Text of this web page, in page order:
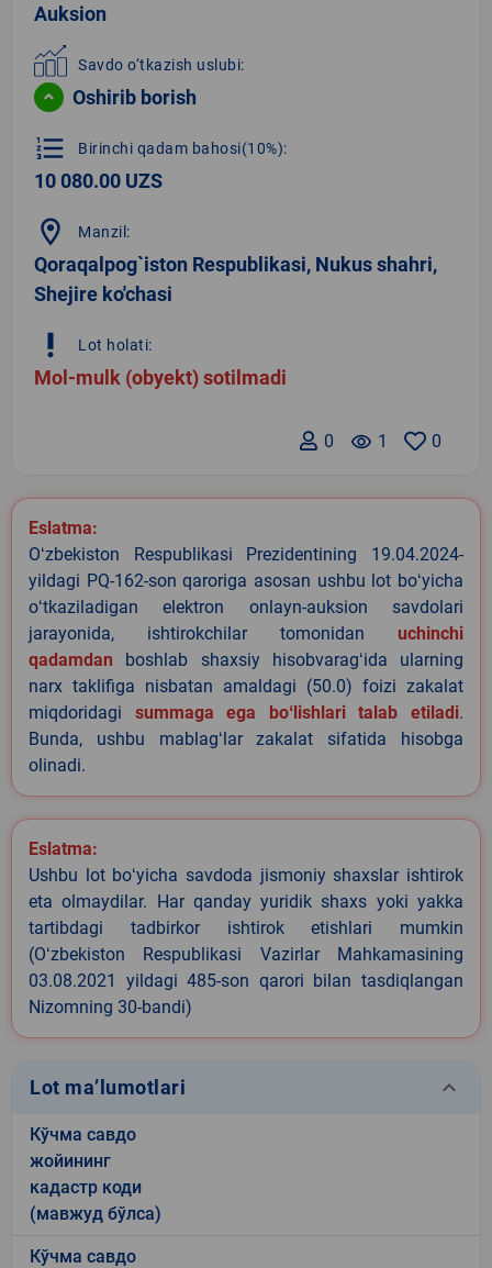
Auksion
Savdo o‘tkazish uslubi:
Oshirib borish
format_list_numbered Birinchi qadam bahosi(10%):
10 080.00 UZS
location_on Manzil:
Qoraqalpog`iston Respublikasi, Nukus shahri,
Shejire ko'chasi
priority_high Lot holati:
Mol-mulk (obyekt) sotilmadi
0
remove_red_eye 1
0
Eslatma:
Oʻzbekiston Respublikasi Prezidentining 19.04.2024-
yildagi PQ-162-son qaroriga asosan ushbu lot boʻyicha
oʻtkaziladigan elektron onlayn-auksion savdolari
jarayonida, ishtirokchilar tomonidan uchinchi
qadamdan boshlab shaxsiy hisobvaragʻida ularning
narx taklifiga nisbatan amaldagi (50.0) foizi zakalat
miqdoridagi summaga ega boʻlishlari talab etiladi.
Bunda, ushbu mablagʻlar zakalat sifatida hisobga
olinadi.
Eslatma:
Ushbu lot boʻyicha savdoda jismoniy shaxslar ishtirok
eta olmaydilar. Har qanday yuridik shaxs yoki yakka
tartibdagi tadbirkor ishtirok etishlari mumkin
(Oʻzbekiston Respublikasi Vazirlar Mahkamasining
03.08.2021 yildagi 485-son qarori bilan tasdiqlangan
Nizomning 30-bandi)
Lot ma’lumotlari keyboard_arrow_down
Кўчма савдо
жойининг
кадастр коди
(мавжуд бўлса)
Кўчма савдо